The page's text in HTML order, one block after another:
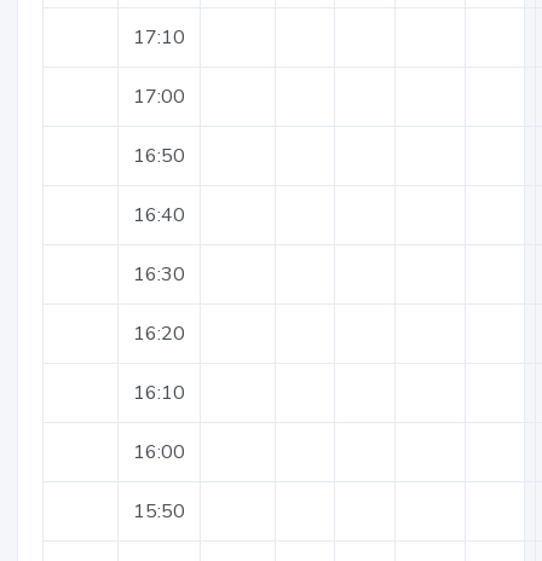
17:10
17:00
16:50
16:40
16:30
16:20
16:10
16:00
15:50